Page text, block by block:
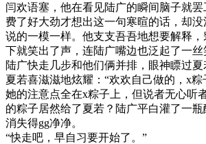
闫欢语塞，他在看见陆广的瞬间脑子就罢
费了好大劲才想出这一句寒暄的话，却
说的一模一样。他支支吾吾地想要解释
下就笑出了声，连陆广嘴边也泛起了一丝
陆广快走几步和他们俩并排，眼神瞟过夏
夏若喜滋滋地炫耀：“欢欢自己做的，x粽
她的注意点全在x粽子上，但说者无心听
的粽子居然给了夏若？陆广平白灌了一
消失得gg净净。
“快走吧，早自习要开始了。”